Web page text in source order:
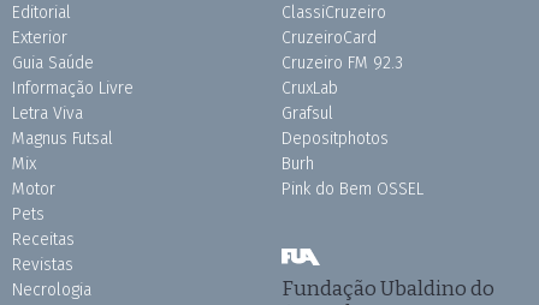
Editorial
Exterior
Guia Saúde
Informação Livre
Letra Viva
Magnus Futsal
Mix
Motor
Pets
Receitas
Revistas
Necrologia
ClassiCruzeiro
CruzeiroCard
Cruzeiro FM 92.3
CruxLab
Grafsul
Depositphotos
Burh
Pink do Bem OSSEL
Fundação Ubaldino do